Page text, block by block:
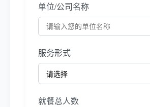
单位/公司名称
服务形式
就餐总人数